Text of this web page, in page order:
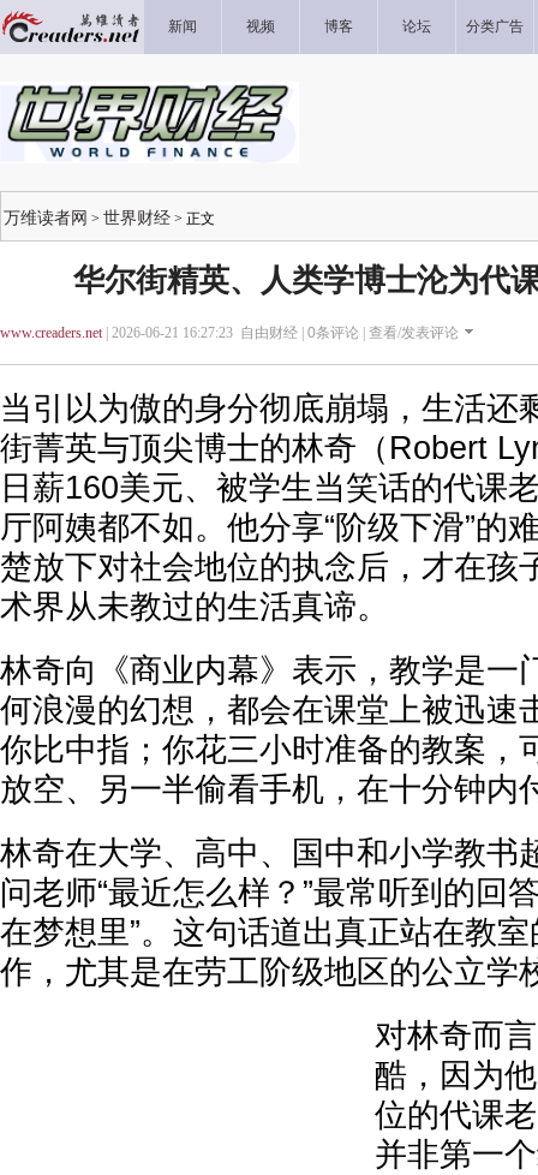
新闻 视频 博客 论坛 分类广告
万维读者网 > 世界财经 > 正文
华尔街精英、人类学博士沦为代
www.creaders.net| 2026-06-21 16:27:23 自由财经 | 0条评论 | 查看/发表评论
当引以为傲的身分彻底崩塌，生活还
街菁英与顶尖博士的林奇（Robert
日薪160美元、被学生当笑话的代课
厅阿姨都不如。他分享“阶级下滑”的
楚放下对社会地位的执念后，才在孩
术界从未教过的生活真谛。
林奇向《商业内幕》表示，教学是一
何浪漫的幻想，都会在课堂上被迅速
你比中指；你花三小时准备的教案，
放空、另一半偷看手机，在十分钟内
林奇在大学、高中、国中和小学教书
问老师“最近怎么样？”最常听到的回
在梦想里”。这句话道出真正站在教
作，尤其是在劳工阶级地区的公立学
对林奇而
酷，因为
位的代课
并非第一